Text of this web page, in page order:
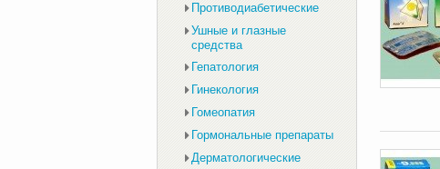
Противодиабетические
Ушные и глазные
средства
Гепатология
Гинекология
Гомеопатия
Гормональные препараты
Дерматологические